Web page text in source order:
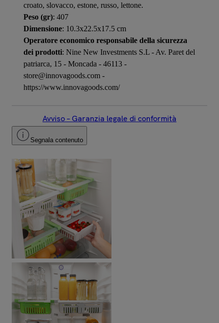
croato, slovacco, estone, russo, lettone.
Peso (gr): 407
Dimensione: 10.3x22.5x17.5 cm
Operatore economico responsabile della sicurezza
dei prodotti: Nine New Investments S.L - Av. Paret del
patriarca, 15 - Moncada - 46113 -
store@innovagoods.com -
https://www.innovagoods.com/
Avviso – Garanzia legale di conformità
Segnala contenuto